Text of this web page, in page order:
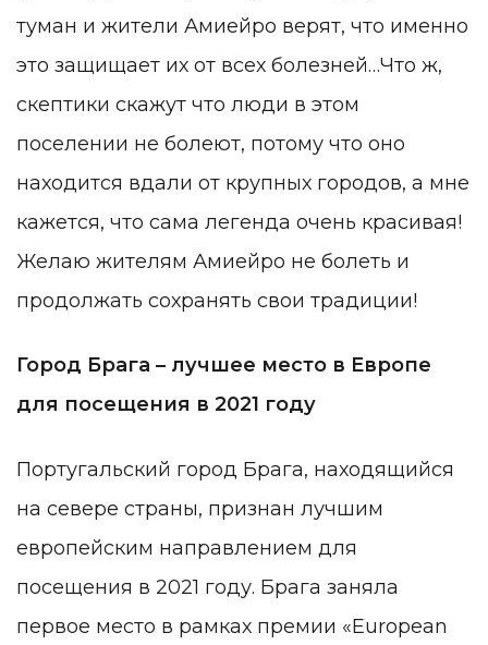
туман и жители Амиейро верят, что именно
это защищает их от всех болезней…Что ж,
скептики скажут что люди в этом
поселении не болеют, потому что оно
находится вдали от крупных городов, а мне
кажется, что сама легенда очень красивая!
Желаю жителям Амиейро не болеть и
продолжать сохранять свои традиции!
Город Брага – лучшее место в Европе
для посещения в 2021 году
Португальский город Брага, находящийся
на севере страны, признан лучшим
европейским направлением для
посещения в 2021 году. Брага заняла
первое место в рамках премии «European